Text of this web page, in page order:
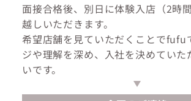
面接合格後、別日に体験入店（2時
越しいただきます。
希望店舗を見ていただくことでfufu
ジや理解を深め、入社を決めていた
いです。